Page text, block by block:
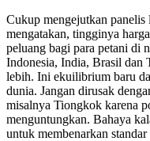
Cukup mengejutkan
mengatakan, tingginya
peluang bagi para petani di
Indonesia, India, Brasil dan
lebih. Ini ekuilibrium baru
dunia. Jangan dirusak
misalnya Tiongkok karena
menguntungkan. Bahaya
untuk membenarkan standar